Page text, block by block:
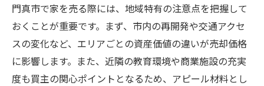
家売る時に必要な税金と書類の基礎知識
家売る際の確定申告と節税ポイント整理
家売る場合に発生する税負担の注意事項
家売る手続きで混乱しないための書類整理
門真市で家を売る際には、地域特有の注意点を把握して
おくことが重要です。まず、市内の再開発や交通アクセ
スの変化など、エリアごとの資産価値の違いが売却価格
に影響します。また、近隣の教育環境や商業施設の充実
度も買主の関心ポイントとなるため、アピール材料とし